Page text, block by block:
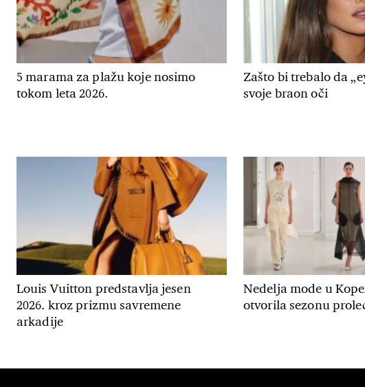
5 marama za plažu koje nosimo
tokom leta 2026.
Zašto bi trebalo da
svoje braon oči
Louis Vuitton predstavlja jesen
2026. kroz prizmu savremene
arkadije
Nedelja mode u
otvorila sezonu